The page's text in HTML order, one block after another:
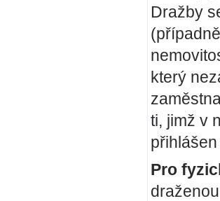
Dražby
který
ti, jimž v
Pro